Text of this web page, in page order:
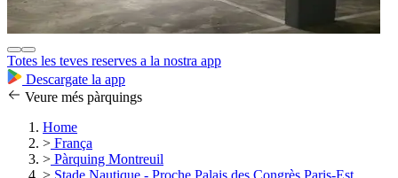
Totes les teves reserves a la nostra app
Descargate la app
Veure més pàrquings
Home
> França
> Pàrquing Montreuil